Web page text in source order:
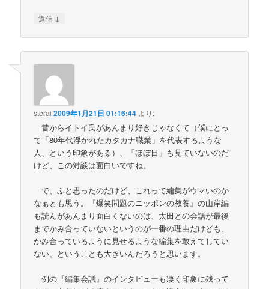
返信 ↓
sterai 2009年1月21日 01:16:44 より:
昔からイトイ氏があんまり好きじゃなくて（僕にとっ
て「80年代浮かれたカタカナ職業」を代表するような
人、という印象がある）、「ほぼ日」も見ていないのだ
けど、この対談は面白いですね。
で、ふと思ったのだけど、これって編集がウマいのか
なぁとも思う。『爆笑問題のニッポンの教養』の山岸編
も読んがあんまり面白くないのは、太田との会話が最後
までかみ合っていないというのが一番の理由だけども、
かみ合っているように見せるような編集を敢えてしてい
ない、ということも大きいんだろうと思います。
例の『編集会議』のインタビューも凄く印象に残って